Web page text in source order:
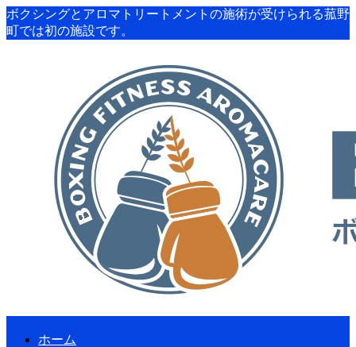
ボクシングとアロマトリートメントの施術が受けられる菰野
町では初の施設です。
ホーム